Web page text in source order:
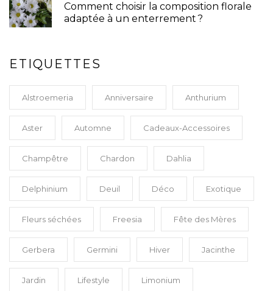
Comment choisir la composition florale
adaptée à un enterrement ?
ETIQUETTES
Alstroemeria Anniversaire Anthurium
Aster Automne Cadeaux-Accessoires
Champêtre Chardon Dahlia
Delphinium Deuil Déco Exotique
Fleurs séchées Freesia Fête des Mères
Gerbera Germini Hiver Jacinthe
Jardin Lifestyle Limonium